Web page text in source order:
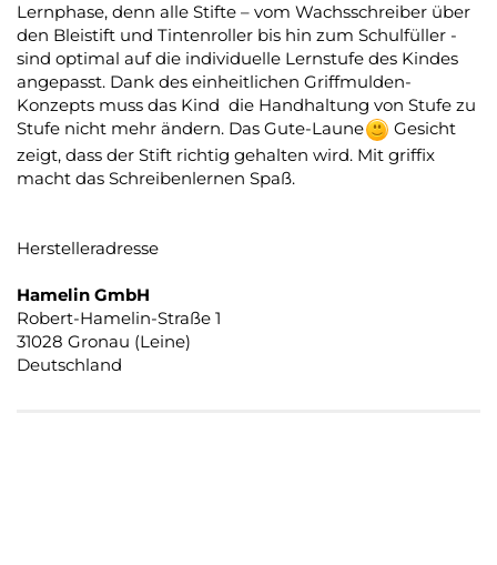
Lernphase, denn alle Stifte – vom Wachsschreiber über
den Bleistift und Tintenroller bis hin zum Schulfüller -
sind optimal auf die individuelle Lernstufe des Kindes
angepasst. Dank des einheitlichen Griffmulden-
Konzepts muss das Kind die Handhaltung von Stufe zu
Stufe nicht mehr ändern. Das Gute-Laune
Gesicht
zeigt, dass der Stift richtig gehalten wird. Mit griffix
macht das Schreibenlernen Spaß.
Herstelleradresse
Hamelin GmbH
Robert-Hamelin-Straße 1
31028 Gronau (Leine)
Deutschland